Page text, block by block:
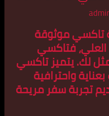
تاكسي موثوقة
فتاكسي
لك. يتميز تاكسي
واحترافية
تجربة سفر مريحة